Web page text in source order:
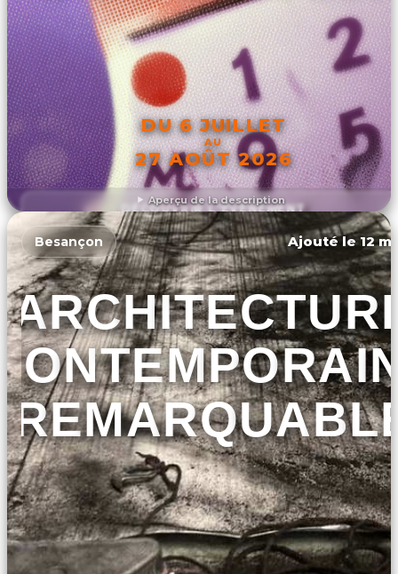
Aperçu de la description
DU 6 JUILLET
AU
27 AOÛT 2026
DÉCOUVRIR L'ÉVÉNEMENT
Besançon Ajouté le 12